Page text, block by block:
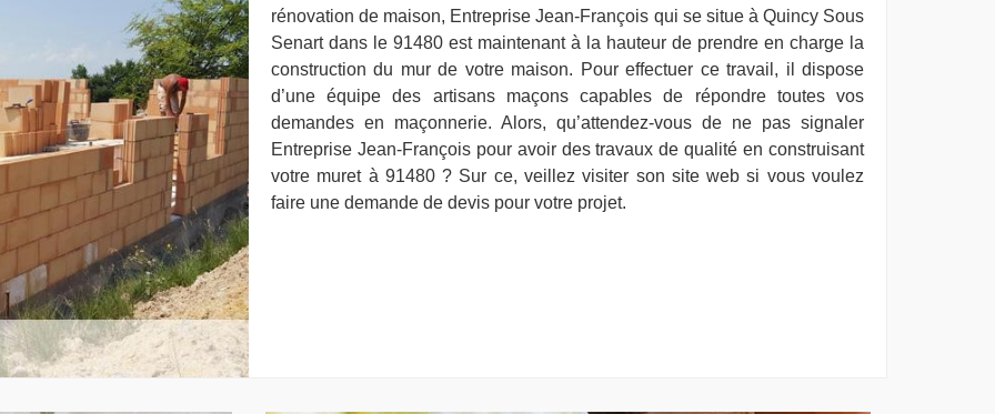
rénovation de maison, Entreprise Jean-François qui se situe à Quincy Sous
Senart dans le 91480 est maintenant à la hauteur de prendre en charge la
construction du mur de votre maison. Pour effectuer ce travail, il dispose
d’une équipe des artisans maçons capables de répondre toutes vos
demandes en maçonnerie. Alors, qu’attendez-vous de ne pas signaler
Entreprise Jean-François pour avoir des travaux de qualité en construisant
votre muret à 91480 ? Sur ce, veillez visiter son site web si vous voulez
faire une demande de devis pour votre projet.